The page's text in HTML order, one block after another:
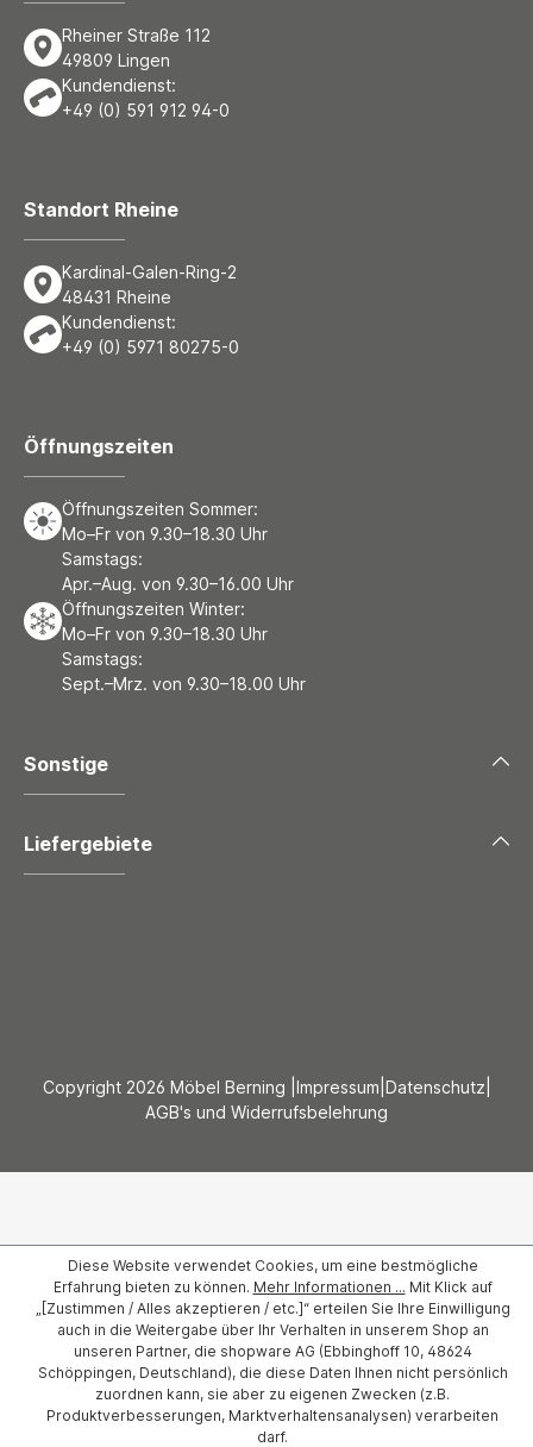
Rheiner Straße 112
49809 Lingen
Kundendienst:
+49 (0) 591 912 94-0
Standort Rheine
Kardinal-Galen-Ring-2
48431 Rheine
Kundendienst:
+49 (0) 5971 80275-0
Öffnungszeiten
Öffnungszeiten Sommer:
Mo–Fr von 9.30–18.30 Uhr
Samstags:
Apr.–Aug. von 9.30–16.00 Uhr
Öffnungszeiten Winter:
Mo–Fr von 9.30–18.30 Uhr
Samstags:
Sept.–Mrz. von 9.30–18.00 Uhr
Sonstige
Liefergebiete
Copyright 2026 Möbel Berning | Impressum Datenschutz
AGB's und Widerrufsbelehrung
Diese Website verwendet Cookies, um eine bestmögliche
Erfahrung bieten zu können. Mehr Informationen ... Mit Klick auf
„[Zustimmen / Alles akzeptieren / etc.]“ erteilen Sie Ihre Einwilligung
auch in die Weitergabe über Ihr Verhalten in unserem Shop an
unseren Partner, die shopware AG (Ebbinghoff 10, 48624
Schöppingen, Deutschland), die diese Daten Ihnen nicht persönlich
zuordnen kann, sie aber zu eigenen Zwecken (z.B.
Produktverbesserungen, Marktverhaltensanalysen) verarbeiten
darf.